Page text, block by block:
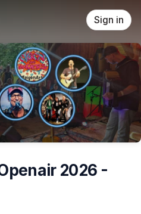
Sign in
2026 -